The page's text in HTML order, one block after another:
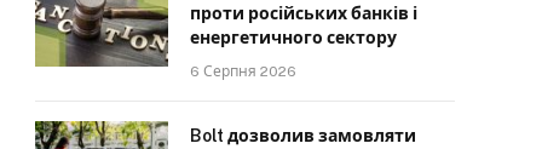
проти російських банків і
енергетичного сектору
6 Серпня 2026
Bolt дозволив замовляти